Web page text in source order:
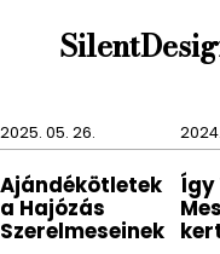
szeretnének
2025. 05. 26.
Ajándékötletek
a Hajózás
Szerelmeseinek
Így